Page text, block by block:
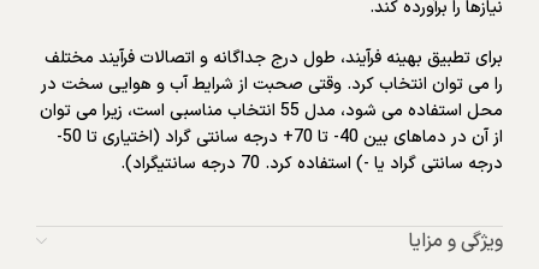
نیازها را برآورده کند.
برای تطبیق بهینه فرآیند، طول درج جداگانه و اتصالات فرآیند مختلف
را می توان انتخاب کرد. وقتی صحبت از شرایط آب و هوایی سخت در
محل استفاده می شود، مدل 55 انتخاب مناسبی است، زیرا می توان
از آن در دماهای بین 40- تا 70+ درجه سانتی گراد (اختیاری تا 50-
درجه سانتی گراد یا -) استفاده کرد. 70 درجه سانتیگراد).
ویژگی و مزایا